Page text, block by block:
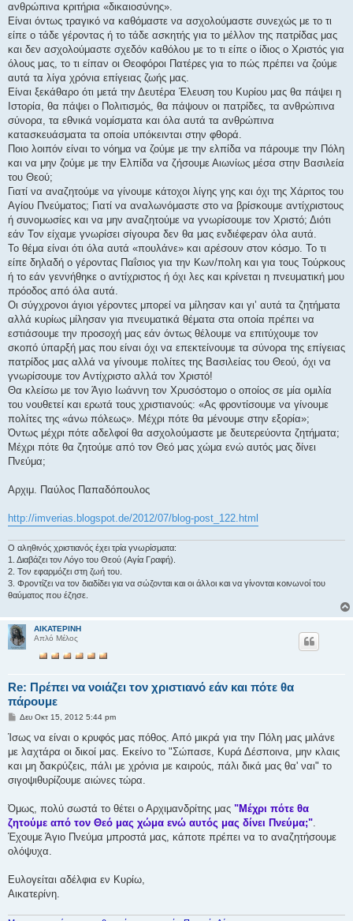
ανθρώπινα κριτήρια «δικαιοσύνης».
Είναι όντως τραγικό να καθόμαστε να ασχολούμαστε συνεχώς με το τι
είπε ο τάδε γέροντας ή το τάδε ασκητής για το μέλλον της πατρίδας μας
και δεν ασχολούμαστε σχεδόν καθόλου με το τι είπε ο ίδιος ο Χριστός για
όλους μας, το τι είπαν οι Θεοφόροι Πατέρες για το πώς πρέπει να ζούμε
αυτά τα λίγα χρόνια επίγειας ζωής μας.
Είναι ξεκάθαρο ότι μετά την Δευτέρα Έλευση του Κυρίου μας θα πάψει η
Ιστορία, θα πάψει ο Πολιτισμός, θα πάψουν οι πατρίδες, τα ανθρώπινα
σύνορα, τα εθνικά νομίσματα και όλα αυτά τα ανθρώπινα
κατασκευάσματα τα οποία υπόκεινται στην φθορά.
Ποιο λοιπόν είναι το νόημα να ζούμε με την ελπίδα να πάρουμε την Πόλη
και να μην ζούμε με την Ελπίδα να ζήσουμε Αιωνίως μέσα στην Βασιλεία
του Θεού;
Γιατί να αναζητούμε να γίνουμε κάτοχοι λίγης γης και όχι της Χάριτος του
Αγίου Πνεύματος; Γιατί να αναλωνόμαστε στο να βρίσκουμε αντίχριστους
ή συνομωσίες και να μην αναζητούμε να γνωρίσουμε τον Χριστό; Διότι
εάν Τον είχαμε γνωρίσει σίγουρα δεν θα μας ενδιέφεραν όλα αυτά.
Το θέμα είναι ότι όλα αυτά «πουλάνε» και αρέσουν στον κόσμο. Το τι
είπε δηλαδή ο γέροντας Παΐσιος για την Κων/πολη και για τους Τούρκους
ή το εάν γεννήθηκε ο αντίχριστος ή όχι λες και κρίνεται η πνευματική μου
πρόοδος από όλα αυτά.
Οι σύγχρονοι άγιοι γέροντες μπορεί να μίλησαν και γι’ αυτά τα ζητήματα
αλλά κυρίως μίλησαν για πνευματικά θέματα στα οποία πρέπει να
εστιάσουμε την προσοχή μας εάν όντως θέλουμε να επιτύχουμε τον
σκοπό ύπαρξή μας που είναι όχι να επεκτείνουμε τα σύνορα της επίγειας
πατρίδος μας αλλά να γίνουμε πολίτες της Βασιλείας του Θεού, όχι να
γνωρίσουμε τον Αντίχριστο αλλά τον Χριστό!
Θα κλείσω με τον Άγιο Ιωάννη τον Χρυσόστομο ο οποίος σε μία ομιλία
του νουθετεί και ερωτά τους χριστιανούς: «Ας φροντίσουμε να γίνουμε
πολίτες της «άνω πόλεως». Μέχρι πότε θα μένουμε στην εξορία»;
Όντως μέχρι πότε αδελφοί θα ασχολούμαστε με δευτερεύοντα ζητήματα;
Μέχρι πότε θα ζητούμε από τον Θεό μας χώμα ενώ αυτός μας δίνει
Πνεύμα;
Αρχιμ. Παύλος Παπαδόπουλος
http://imverias.blogspot.de/2012/07/blog-post_122.html
Ο αληθινός χριστιανός έχει τρία γνωρίσματα:
1. Διαβάζει τον Λόγο του Θεού (Αγία Γραφή).
2. Τον εφαρμόζει στη ζωή του.
3. Φροντίζει να τον διαδίδει για να σώζονται και οι άλλοι και να γίνονται κοινωνοί του
θαύματος που έζησε.
ΑΙΚΑΤΕΡΙΝΗ
Απλό Μέλος
Re: Πρέπει να νοιάζει τον χριστιανό εάν και πότε θα
πάρουμε
Δ
μ
σ
ί
υ
Δευ Οκτ 15, 2012 5:44 pm
Ίσως να είναι ο κρυφός μας πόθος. Από μικρά για την Πόλη μας μιλάνε
με λαχτάρα οι δικοί μας. Εκείνο το "Σώπασε, Κυρά Δέσποινα, μην κλαις
και μη δακρύζεις, πάλι με χρόνια με καιρούς, πάλι δικά μας θα' ναι" το
σιγοψιθυρίζουμε αιώνες τώρα.
Όμως, πολύ σωστά το θέτει ο Αρχιμανδρίτης μας "Μέχρι πότε θα
ζητούμε από τον Θεό μας χώμα ενώ αυτός μας δίνει Πνεύμα;"
Έχουμε Άγιο Πνεύμα μπροστά μας, κάποτε πρέπει να το αναζητήσουμε
ολόψυχα.
Ευλογείται αδέλφια εν Κυρίω,
Αικατερίνη.